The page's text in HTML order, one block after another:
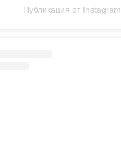
Публикация от Instagram